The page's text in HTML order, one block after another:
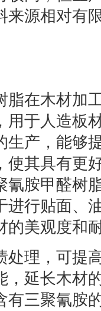
来源相对有
脂在木材加
用于人造板
生产，能够
使其具有更
氰胺甲醛树
进行贴面、
的美观度和
处理，可提
，延长木材
有三聚氰胺